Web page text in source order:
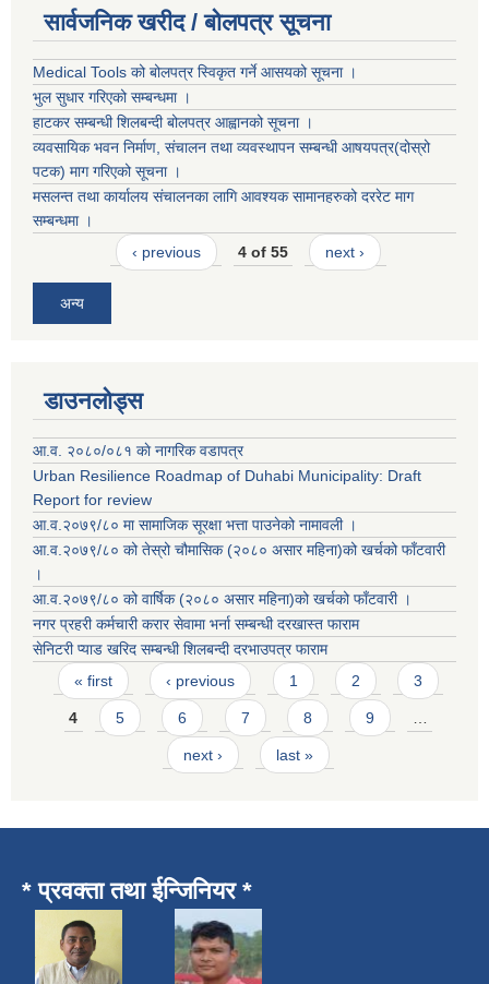
सार्वजनिक खरीद / बोलपत्र सूचना
Medical Tools को बोलपत्र स्विकृत गर्ने आसयको सूचना ।
भुल सुधार गरिएको सम्बन्धमा ।
हाटकर सम्बन्धी शिलबन्दी बोलपत्र आह्वानको सूचना ।
व्यवसायिक भवन निर्माण, संचालन तथा व्यवस्थापन सम्बन्धी आषयपत्र(दोस्रो
पटक) माग गरिएको सूचना ।
मसलन्त तथा कार्यालय संचालनका लागि आवश्यक सामानहरुको दररेट माग
सम्बन्धमा ।
‹ previous
4 of 55 next ›
अन्य
डाउनलोड्स
आ.व. २०८०/०८१ काे नागरिक वडापत्र
Urban Resilience Roadmap of Duhabi Municipality: Draft
Report for review
आ.व.२०७९/८० मा सामाजिक सूरक्षा भत्ता पाउनेको नामावली ।
आ.व.२०७९/८० को तेस्रो चौमासिक (२०८० असार महिना)को खर्चको फाँटवारी
।
आ.व.२०७९/८० को वार्षिक (२०८० असार महिना)को खर्चको फाँटवारी ।
नगर प्रहरी कर्मचारी करार सेवामा भर्ना सम्बन्धी दरखास्त फाराम
सेनिटरी प्याड खरिद सम्बन्धी शिलबन्दी दरभाउपत्र फाराम
Pages
« first ‹ previous 1 2 3
4 5 6 7 8 9
next › last »
* प्रवक्ता तथा ईन्जिनियर *